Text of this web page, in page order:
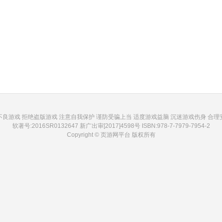
游戏 拒绝盗版游戏 注意自我保护 谨防受骗上当 适度游戏益脑 沉迷游戏伤身 合
软著号:2016SR0132647 新广出审[2017]4598号 ISBN:978-7-7979-7954-2
Copyright © 页游网平台 版权所有